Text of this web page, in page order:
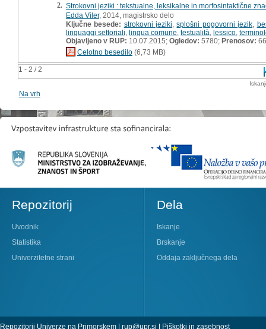
1 - 2 / 2
2. Strokovni jeziki : tekstualne, leksikalne in morfosintaktične
Edda Viler, 2014, magistrsko delo
Ključne besede: strokovni jeziki ,splošni pogovorni jezik
linguaggi settoriali lingua comune testualità lessico
Objavljeno v RUP: 10.07.2015; Ogledov: 5780; Prenosov: 66
Celotno besedilo (6,73 MB)
Na vrh
Repozitorij
Uvodnik
Statistika
Univerzitetne strani
Dela
Iskanje
Brskanje
Oddaja zaključnega dela
Repozitorij Univerze na Primorskem | rup@upr.si | Piškotki in zasebnost